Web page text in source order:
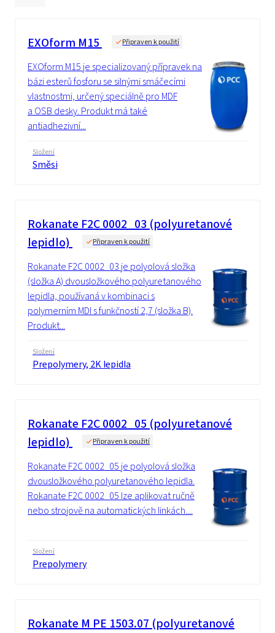
EXOform M15 Připraven k použití
EXOform M15 je specializovaný přípravek na
bázi esterů fosforu se silnými smáčecími
vlastnostmi, určený speciálně pro MDF
a OSB desky. Produkt má také
antiadhezivní...
Složení
Směsi
Rokanate F2C 0002_03 (polyuretanové
lepidlo)
Připraven k použití
Rokanate F2C 0002_03 je polyolová složka
(složka A) dvousložkového polyuretanového
lepidla, používaná v kombinaci s
polymerním MDI s funkčností 2,7 (složka B).
Produkt...
Složení
Prepolymery, 2K lepidla
Rokanate F2C 0002_05 (polyuretanové
lepidlo)
Připraven k použití
Rokanate F2C 0002_05 je polyolová složka
dvousložkového polyuretanového lepidla.
Rokanate F2C 0002_05 lze aplikovat ručně
nebo strojově na automatických linkách....
Složení
Prepolymery
Rokanate M PE 1503.07 (polyuretanové